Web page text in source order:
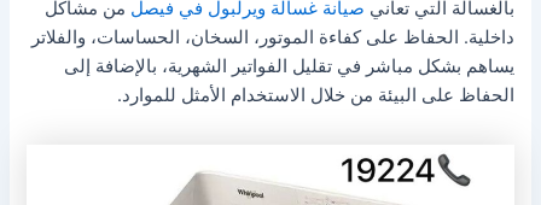
بالغسالة التي تعاني صيانة غسالة ويرلبول في فيصل من مشاكل
داخلية. الحفاظ على كفاءة الموتور، السخان، الحساسات، والفلاتر
يساهم بشكل مباشر في تقليل الفواتير الشهرية، بالإضافة إلى
الحفاظ على البيئة من خلال الاستخدام الأمثل للموارد.